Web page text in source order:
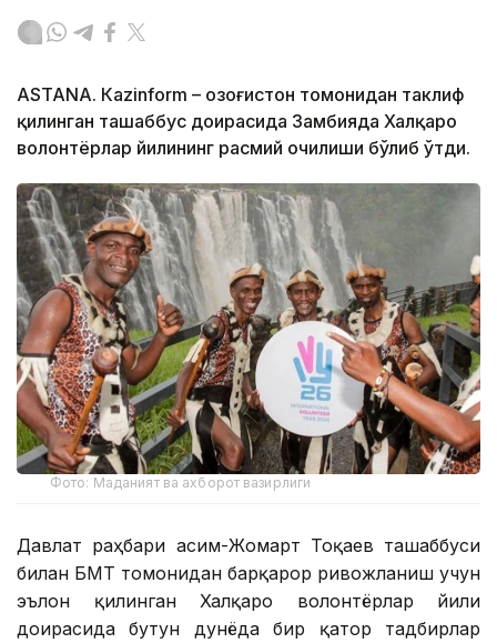
ASTANA. Кazinform – Қозоғистон томонидан таклиф
қилинган ташаббус доирасида Замбияда Халқаро
волонтёрлар йилининг расмий очилиши бўлиб ўтди.
Фото: Маданият ва ахборот вазирлиги
Давлат раҳбари Қасим-Жомарт Тоқаев ташаббуси
билан БМТ томонидан барқарор ривожланиш учун
эълон қилинган Халқаро волонтёрлар йили
доирасида бутун дунёда бир қатор тадбирлар